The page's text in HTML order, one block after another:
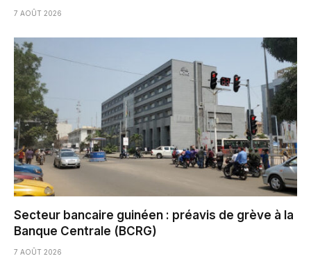
7 AOÛT 2026
Secteur bancaire guinéen : préavis de grève à la
Banque Centrale (BCRG)
7 AOÛT 2026